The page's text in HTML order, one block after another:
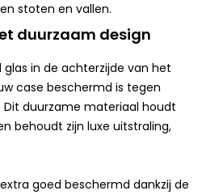
stoten en vallen.
duurzaam design
glas in de achterzijde van het
case beschermd is tegen
Dit duurzame materiaal houdt
behoudt zijn luxe uitstraling,
goed beschermd dankzij de